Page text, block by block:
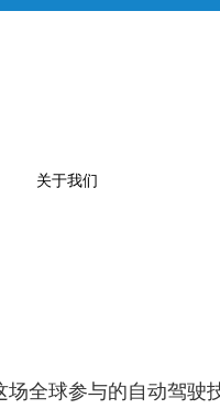
关于我们
社会招聘
全球参与的自动驾驶